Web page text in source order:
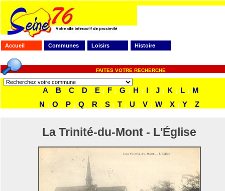
Accueil Communes Loisirs Histoire
FAITES VOTRE RECHERCHE
A | B | C | D | E | F | G | H | I | J | K | L |
M
N
| O | P | Q | R | S | T | U | V | W | X | Y | Z
La Trinité-du-Mont - L'Église